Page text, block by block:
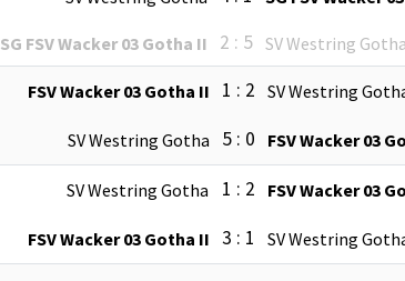
SG FSV Wacker 03 Gotha II 2 : 5 SV Westring Gotha
FSV Wacker 03 Gotha II 1 : 2 SV Westring
SV Westring Gotha 5 : 0 FSV Wacker 03
SV Westring Gotha 1 : 2 FSV Wacker 03
FSV Wacker 03 Gotha II 3 : 1 SV Westring